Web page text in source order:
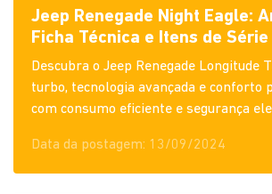
Jeep Renegade Night Eagle:
Ficha Técnica e Itens de Série
Descubra o Jeep Renegade Longitude
turbo, tecnologia avançada e conforto
com consumo eficiente e segurança
Data da postagem: 13/09/2024